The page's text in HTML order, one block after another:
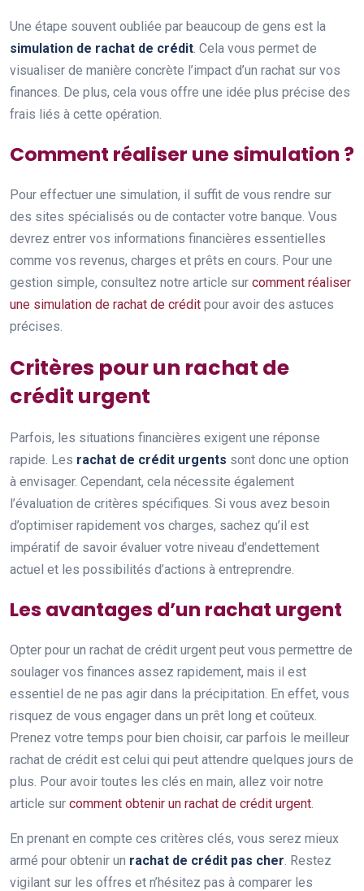
Une étape souvent oubliée par beaucoup de gens est la
simulation de rachat de crédit . Cela vous permet de
visualiser de manière concrète l’impact d’un rachat sur vos
finances. De plus, cela vous offre une idée plus précise des
frais liés à cette opération.
Comment réaliser une simulation ?
Pour effectuer une simulation, il suffit de vous rendre sur
des sites spécialisés ou de contacter votre banque. Vous
devrez entrer vos informations financières essentielles
comme vos revenus, charges et prêts en cours. Pour une
gestion simple, consultez notre article sur comment réaliser
une simulation de rachat de crédit pour avoir des astuces
précises.
Critères pour un rachat de
crédit urgent
Parfois, les situations financières exigent une réponse
rapide. Les rachat de crédit urgents sont donc une option
à envisager. Cependant, cela nécessite également
l’évaluation de critères spécifiques. Si vous avez besoin
d’optimiser rapidement vos charges, sachez qu’il est
impératif de savoir évaluer votre niveau d’endettement
actuel et les possibilités d’actions à entreprendre.
Les avantages d’un rachat urgent
Opter pour un rachat de crédit urgent peut vous permettre de
soulager vos finances assez rapidement, mais il est
essentiel de ne pas agir dans la précipitation. En effet, vous
risquez de vous engager dans un prêt long et coûteux.
Prenez votre temps pour bien choisir, car parfois le meilleur
rachat de crédit est celui qui peut attendre quelques jours de
plus. Pour avoir toutes les clés en main, allez voir notre
article sur comment obtenir un rachat de crédit urgent
En prenant en compte ces critères clés, vous serez mieux
armé pour obtenir un rachat de crédit pas cher . Restez
vigilant sur les offres et n’hésitez pas à comparer les